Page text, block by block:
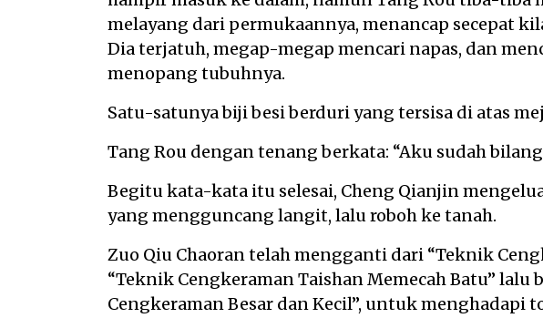
melayang dari permukaannya, menancap secepat
Dia terjatuh, megap-megap mencari napas, dan
menopang tubuhnya.
Satu-satunya biji besi berduri yang tersisa di atas
Tang Rou dengan tenang berkata: “Aku sudah
Begitu kata-kata itu selesai, Cheng Qianjin
yang mengguncang langit, lalu roboh ke tanah.
Zuo Qiu Chaoran telah mengganti dari “Teknik
“Teknik Cengkeraman Taishan Memecah Batu” lalu
Cengkeraman Besar dan Kecil”, untuk menghadapi